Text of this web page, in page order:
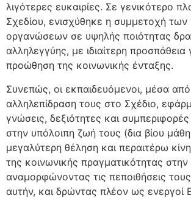
λιγότερες ευκαιρίες. Σε γενικότερο
Σχεδίου, ενισχύθηκε η συμμετοχή
οργανώσεων σε υψηλής ποιότητας
αλληλεγγύης, με ιδιαίτερη προσπάθεια
προώθηση της κοινωνικής ένταξης.
Συνεπώς, οι εκπαιδευόμενοι, μέσα
αλληλεπίδραση τους στο Σχέδιο,
γνώσεις, δεξιότητες και
στην υπόλοιπη ζωή τους (δια βίου
μεγαλύτερη θέληση και περαιτέρω
της κοινωνικής πραγματικότητας στην
αναμορφώνοντας τις πεποιθήσεις
αυτήν, και δρώντας πλέον ως ενεργοί